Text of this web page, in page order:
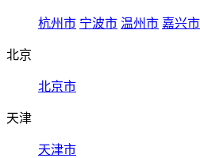
杭州市 宁波市 温州市 嘉兴市
北京
北京市
天津
天津市